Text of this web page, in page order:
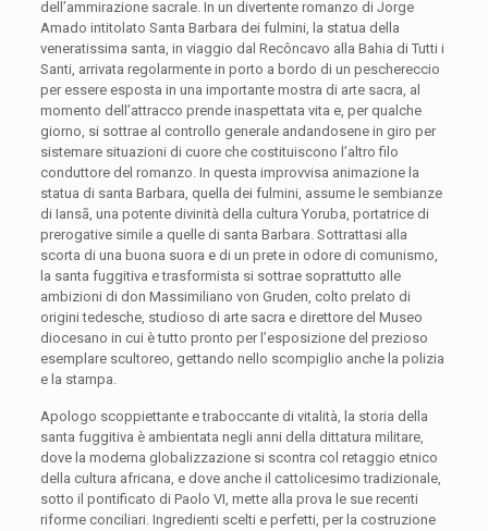
dell’ammirazionesacrale.In un divertente romanzo di Jorge
Amado intitolato Santa Barbara dei fulmini, la statua della
veneratissima santa, in viaggio dal Recôncavo alla Bahia di Tutti i
Santi, arrivata regolarmente in porto a bordo di un peschereccio
per essere esposta in una importante mostra di arte sacra, al
momento dell’attracco prende inaspettata vita e, per qualche
giorno, si sottrae al controllo generale andandosene in giro per
sistemare situazioni di cuore che costituiscono l’altro filo
conduttore del romanzo. In questa improvvisa animazione la
statua di santa Barbara, quella dei fulmini, assume le sembianze
di Iansã, una potente divinità della cultura Yoruba, portatrice di
prerogative simile a quelle di santa Barbara. Sottrattasi alla
scorta di una buona suora e di un prete in odore di comunismo,
la santa fuggitiva e trasformista si sottrae soprattutto alle
ambizioni di don Massimiliano von Gruden, colto prelato di
origini tedesche, studioso di arte sacra e direttore del Museo
diocesano in cui è tutto pronto per l’esposizione del prezioso
esemplare scultoreo, gettando nello scompiglio anche la polizia
e la stampa.
Apologo scoppiettante e traboccante di vitalità, la storia della
santa fuggitiva è ambientata negli anni della dittatura militare,
dove la moderna globalizzazione si scontra col retaggio etnico
della cultura africana, e dove anche il cattolicesimo tradizionale,
sotto il pontificato di Paolo VI, mette alla prova le sue recenti
riforme conciliari. Ingredienti scelti e perfetti, per la costruzione